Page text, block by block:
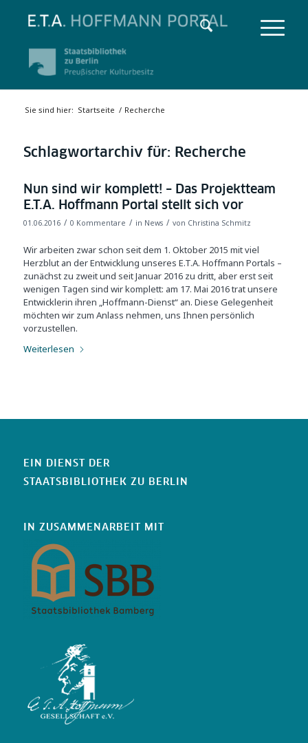
Sie sind hier: Startseite / Recherche
Schlagwortarchiv für: Recherche
Nun sind wir komplett! – Das Projektteam
E.T.A. Hoffmann Portal stellt sich vor
01.06.2016 / 0 Kommentare / in News / von Christina Schmitz
Wir arbeiten zwar schon seit dem 1. Oktober 2015 mit viel
Herzblut an der Entwicklung unseres E.T.A. Hoffmann Portals –
zunächst zu zweit und seit Januar 2016 zu dritt, aber erst seit
wenigen Tagen sind wir komplett: am 17. Mai 2016 trat unsere
Entwicklerin ihren „Hoffmann-Dienst“ an. Diese Gelegenheit
möchten wir zum Anlass nehmen, uns Ihnen persönlich
vorzustellen.
Weiterlesen
EIN DIENST DER
STAATSBIBLIOTHEK ZU BERLIN
IN ZUSAMMENARBEIT MIT